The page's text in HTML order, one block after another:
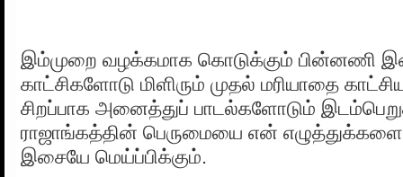
இம்முறை வழக்கமாக கொடுக்கும் பின்னணி
காட்சிகளோடு மிளிரும் முதல் மரியாதை
சிறப்பாக அனைத்துப் பாடல்களோடும்
ராஜாங்கத்தின் பெருமையை என்
இசையே மெய்ப்பிக்கும்.